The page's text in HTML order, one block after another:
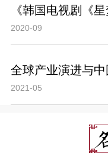
《韩国电视剧《
2020-09
全球产业演进与
2021-05